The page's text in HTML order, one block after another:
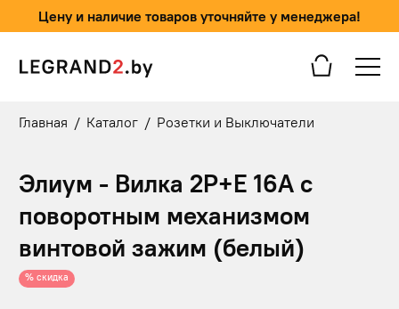
Цену и наличие товаров уточняйте у менеджера!
Главная / Каталог / Розетки и Выключатели
Элиум - Вилка 2P+E 16А с
поворотным механизмом
винтовой зажим (белый)
% скидка